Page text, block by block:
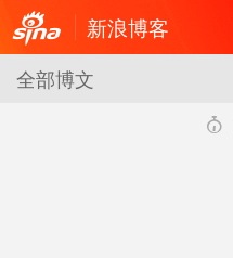
新浪博客
全部博文
4